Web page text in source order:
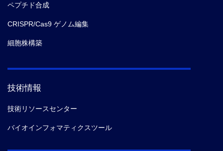
ペプチド合成
CRISPR/Cas9 ゲノム編集
細胞株構築
技術情報
技術リソースセンター
バイオインフォマティクスツール